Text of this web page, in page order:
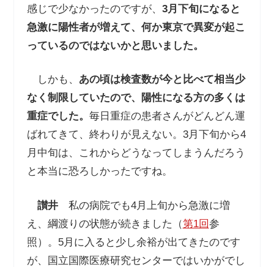
感じで少なかったのですが、 3月下旬になると
急激に陽性者が増えて、何か東京で異変が起こ
っているのではないかと思いました。
しかも、 あの頃は検査数が今と比べて相当少
なく制限していたので、陽性になる方の多くは
重症でした。 毎日重症の患者さんがどんどん運
ばれてきて、終わりが見えない。3月下旬から4
月中旬は、これからどうなってしまうんだろう
と本当に恐ろしかったですね。
讃井私の病院でも4月上旬から急激に増
え、綱渡りの状態が続きました（第1回参
照）。5月に入ると少し余裕が出てきたのです
が、国立国際医療研究センターではいかがでし